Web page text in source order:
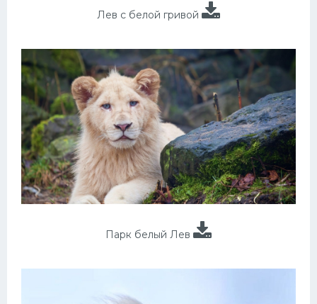
Лев с белой гривой
Парк белый Лев